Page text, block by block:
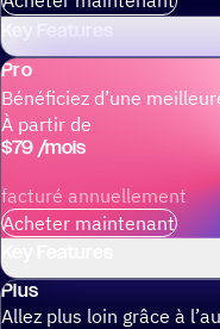
Key Features
Pro
Bénéficiez d’une
À partir de
$79/mois
facturé annuellement
Acheter maintenant
Plus
Allez plus loin grâce à